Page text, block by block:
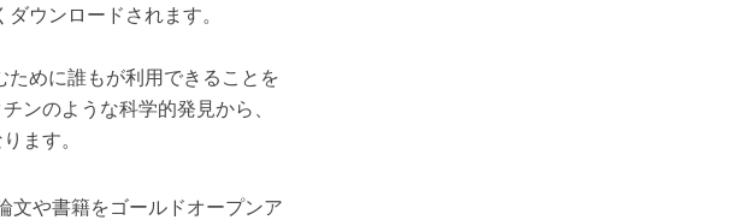
ウンロードされます。
めに誰もが利用できることを
ンのような科学的発見から、
ます。
文や書籍をゴールドオープンア